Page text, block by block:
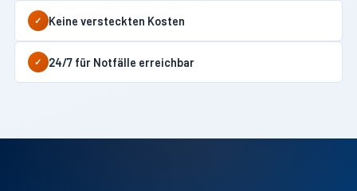
✓ Keine versteckten Kosten
✓ 24/7 für Notfälle erreichbar